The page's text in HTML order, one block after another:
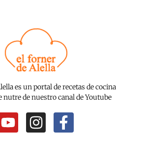
es un portal de recetas de cocina
nutre de nuestro canal de Youtube
Y
o
I
n
F
a